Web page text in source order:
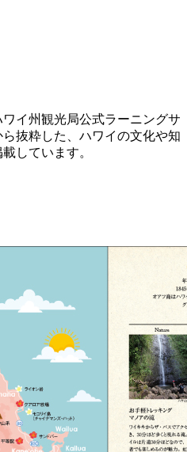
イ州観光局公式ラーニングサ
抜粋した、ハワイの文化や知
しています。